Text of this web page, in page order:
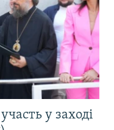
у заході